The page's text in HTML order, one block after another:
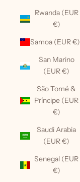
Rwanda (EUR
€)
Samoa (EUR €)
San Marino
(EUR €)
São Tomé &
Príncipe (EUR
€)
Saudi Arabia
(EUR €)
Senegal (EUR
€)